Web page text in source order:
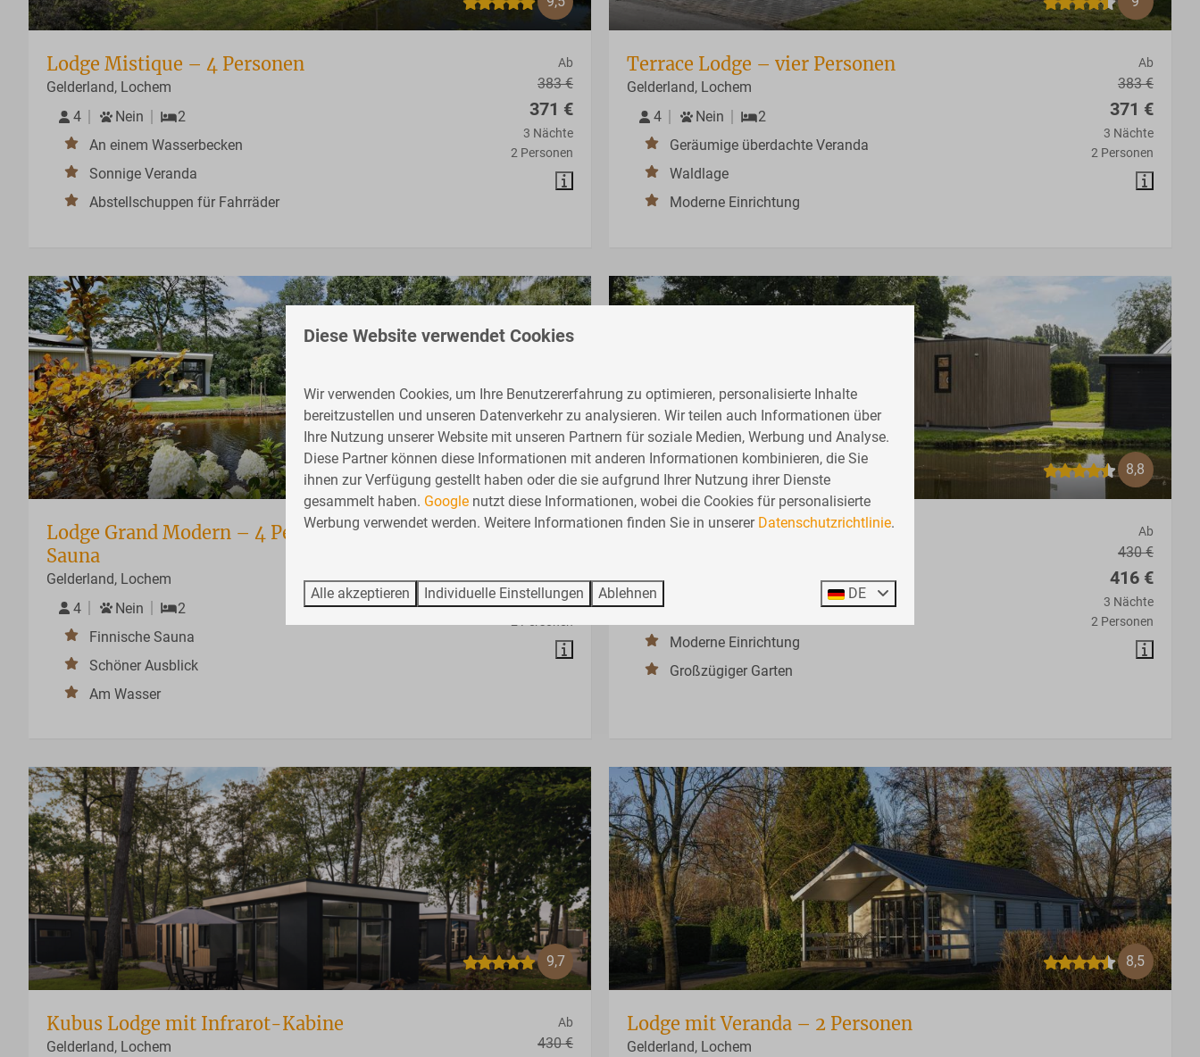
Ab
383 €
371 €
3 Nächte
2 Personen
Lodge Mistique – 4 Personen
Gelderland, Lochem
4
Nein
2
An einem Wasserbecken
Sonnige Veranda
Abstellschuppen für Fahrräder
Ab
383 €
371 €
3 Nächte
2 Personen
Terrace Lodge – vier Personen
Gelderland, Lochem
4
Nein
2
Geräumige überdachte Veranda
Waldlage
Moderne Einrichtung
Ab
394 €
3 Nächte
Lodge Grand Modern – 4 Personen mit finnischer
Sauna
Gelderland, Lochem
4
Nein
2
Finnische Sauna
Schöner Ausblick
Am Wasser
8,8
Ab
430 €
416 €
3 Nächte
2 Personen
De Waterlelie – 4 Personen
4
Moderne Einrichtung
Großzügiger Garten
9,7
Ab
430 €
Kubus Lodge mit Infrarot-Kabine
Gelderland, Lochem
8,5
Lodge mit Veranda – 2 Personen
Gelderland, Lochem
Diese Website verwendet Cookies
Wir verwenden Cookies, um Ihre Benutzererfahrung zu optimieren, personalisierte Inhalte
bereitzustellen und unseren Datenverkehr zu analysieren. Wir teilen auch Informationen über
Ihre Nutzung unserer Website mit unseren Partnern für soziale Medien, Werbung und Analyse.
Diese Partner können diese Informationen mit anderen Informationen kombinieren, die Sie
ihnen zur Verfügung gestellt haben oder die sie aufgrund Ihrer Nutzung ihrer Dienste
gesammelt haben. Google nutzt diese Informationen, wobei die Cookies für personalisierte
Werbung verwendet werden. Weitere Informationen finden Sie in unserer Datenschutzrichtlinie.
Alle akzeptieren Individuelle Einstellungen Ablehnen DE